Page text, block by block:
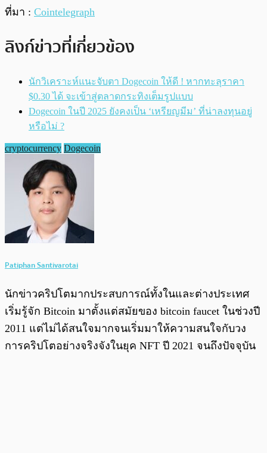
ที่มา : Cointelegraph
ลิงก์ข่าวที่เกี่ยวข้อง
นักวิเคราะห์แนะจับตา Dogecoin ให้ดี ! หากทะลุราคา
$0.30 ได้ จะเข้าสู่ตลาดกระทิงเต็มรูปแบบ
Dogecoin ในปี 2025 ยังคงเป็น ‘เหรียญมีม’ ที่น่าลงทุนอยู่
หรือไม่ ?
cryptocurrency Dogecoin
Patiphan Santivarotai
นักข่าวคริปโตมากประสบการณ์ทั้งในและต่างประเทศ
เริ่มรู้จัก Bitcoin มาตั้งแต่สมัยของ bitcoin faucet ในช่วงปี
2011 แต่ไม่ได้สนใจมากจนเริ่มมาให้ความสนใจกับวง
การคริปโตอย่างจริงจังในยุค NFT ปี 2021 จนถึงปัจจุบัน